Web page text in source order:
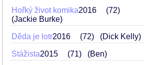
Hořký život komika2016
72
(Jackie Burke)
Děda je lotr2016 72 (Dick Kelly)
Stážista2015 71 (Ben)